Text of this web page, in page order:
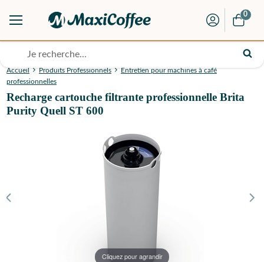
0
Accueil Produits Professionnels
Entretien pour machines à café
professionnelles
Recharge cartouche filtrante professionnelle Brita
Purity Quell ST 600
Cliquez pour agrandir